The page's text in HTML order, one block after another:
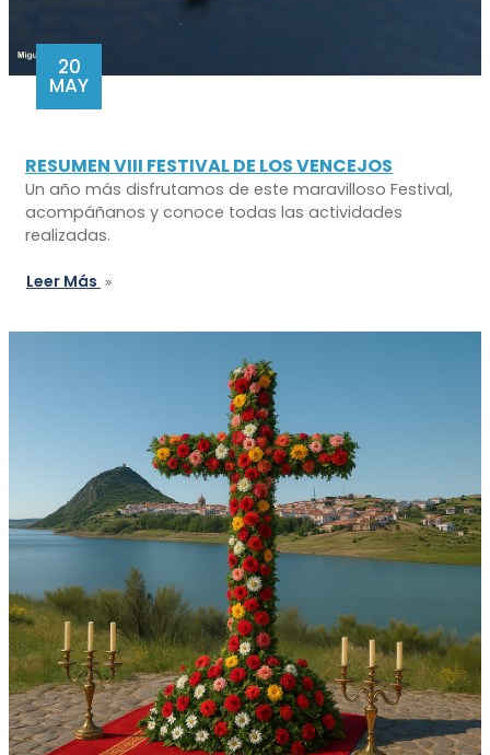
20
MAY
RESUMEN VIII FESTIVAL DE LOS VENCEJOS
Un año más disfrutamos de este maravilloso Festival,
acompáñanos y conoce todas las actividades
realizadas.
Leer Más